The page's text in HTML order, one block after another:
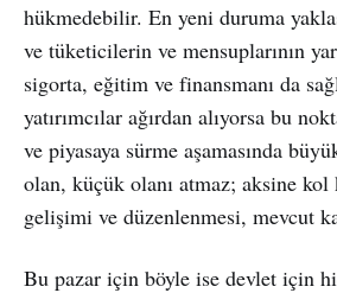
hükmedebilir. En yeni duruma
ve tüketicilerin ve mensuplarının
sigorta, eğitim ve finansmanı da
yatırımcılar ağırdan alıyorsa bu
ve piyasaya sürme aşamasında
olan, küçük olanı atmaz; aksine kol
gelişimi ve düzenlenmesi, mevcut
Bu pazar için böyle ise devlet için